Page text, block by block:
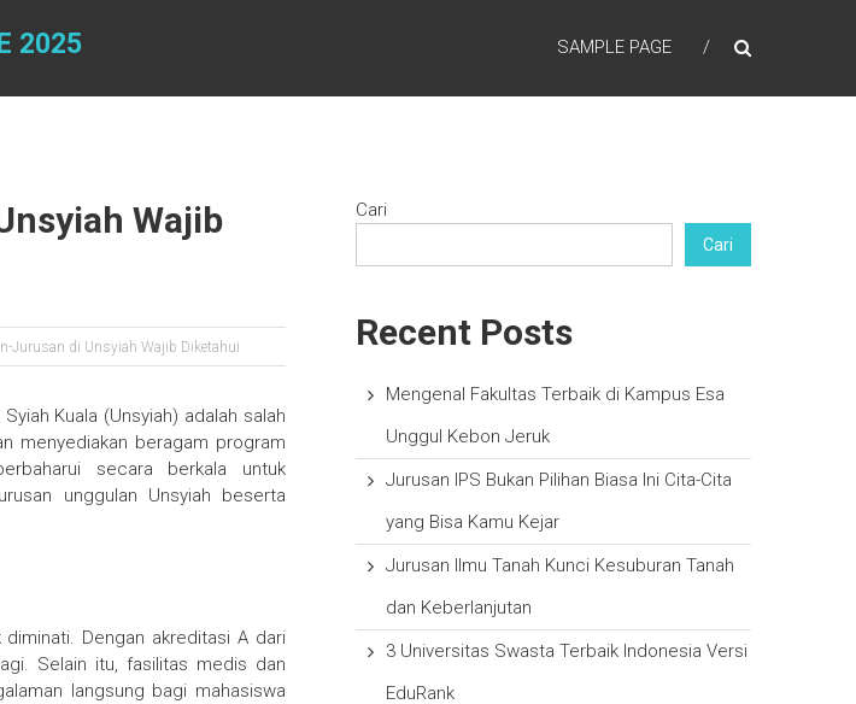
2025 SAMPLE PAGE
Wajib
Jurusan di Unsyiah Wajib Diketahui
Kuala (Unsyiah) adalah salah
menyediakan beragam program
secara berkala untuk
unggulan Unsyiah beserta
Dengan akreditasi A dari
Selain itu, fasilitas medis dan
langsung bagi mahasiswa
Cari
Cari
Recent Posts
Mengenal Fakultas Terbaik di Kampus Esa
Unggul Kebon Jeruk
Jurusan IPS Bukan Pilihan Biasa Ini Cita-Cita
yang Bisa Kamu Kejar
Jurusan Ilmu Tanah Kunci Kesuburan Tanah
dan Keberlanjutan
3 Universitas Swasta Terbaik Indonesia Versi
EduRank